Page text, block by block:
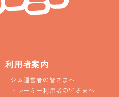
利用者案内
ジム運営者の皆さまへ
トレーミー利用者の皆さまへ